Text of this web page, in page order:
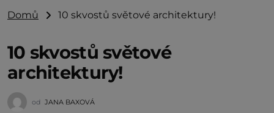
Domů 10 skvostů světové architektury!
10 skvostů světové
architektury!
od JANA BAXOVÁ